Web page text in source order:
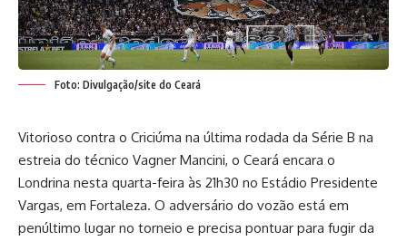
Foto: Divulgação/site do Ceará
Vitorioso contra o Criciúma na última rodada da Série B na
estreia do técnico Vagner Mancini, o Ceará encara o
Londrina nesta quarta-feira às 21h30 no Estádio Presidente
Vargas, em Fortaleza. O adversário do vozão está em
penúltimo lugar no torneio e precisa pontuar para fugir da